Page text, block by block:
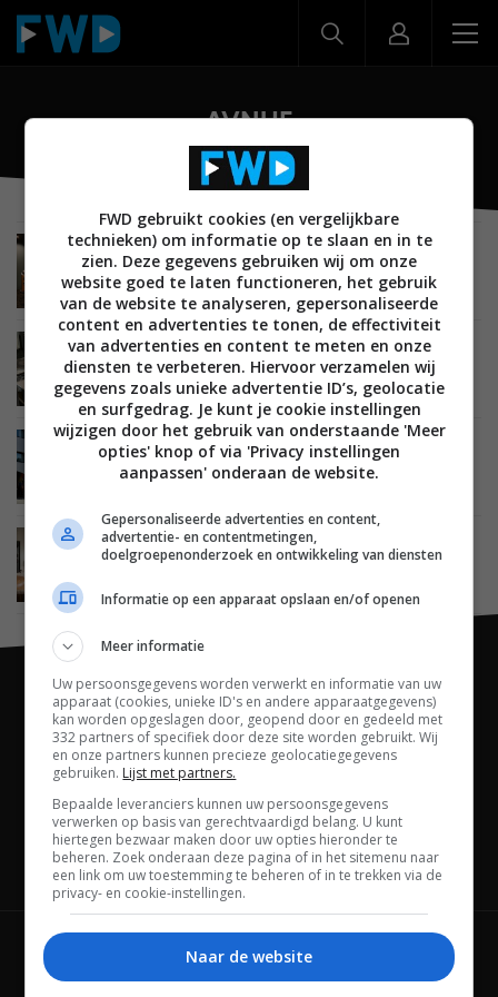
AVNUE
MUSIC EMOTION VERSLAG AUDIO 11 JUNI 2026
Reportage: AVNUE Eindhoven – Over
luidsprekerplaatsing en akoestiek
MUSIC EMOTION AUDIO ALGEMEEN 21 DECEMBER 2025
The Dealer: AVNUE Eindhoven – Ook voor het
Zwarte Goud
MUSIC EMOTION AUDIO ALGEMEEN 18 SEPTEMBER 2025
The Dealer: AVNUE in Eindhoven – Beleef jouw
‘wauw’ moment
VERSLAG HIGH END 17 MAART 2025
Luistersessie: DALI EPIKORE 9 bij AVNUE in
Channels
FWD gebruikt cookies (en vergelijkbare
technieken) om informatie op te slaan en in te
zien. Deze gegevens gebruiken wij om onze
website goed te laten functioneren, het gebruik
van de website te analyseren, gepersonaliseerde
content en advertenties te tonen, de effectiviteit
van advertenties en content te meten en onze
diensten te verbeteren. Hiervoor verzamelen wij
gegevens zoals unieke advertentie ID’s, geolocatie
en surfgedrag. Je kunt je cookie instellingen
wijzigen door het gebruik van onderstaande 'Meer
opties' knop of via 'Privacy instellingen
aanpassen' onderaan de website.
Gepersonaliseerde advertenties en content,
advertentie- en contentmetingen,
doelgroepenonderzoek en ontwikkeling van diensten
Informatie op een apparaat opslaan en/of openen
Meer informatie
Uw persoonsgegevens worden verwerkt en informatie van uw
apparaat (cookies, unieke ID's en andere apparaatgegevens)
kan worden opgeslagen door, geopend door en gedeeld met
332 partners of specifiek door deze site worden gebruikt. Wij
en onze partners kunnen precieze geolocatiegegevens
gebruiken. Lijst met partners.
Bepaalde leveranciers kunnen uw persoonsgegevens
verwerken op basis van gerechtvaardigd belang. U kunt
hiertegen bezwaar maken door uw opties hieronder te
beheren. Zoek onderaan deze pagina of in het sitemenu naar
een link om uw toestemming te beheren of in te trekken via de
privacy- en cookie-instellingen.
Naar de website